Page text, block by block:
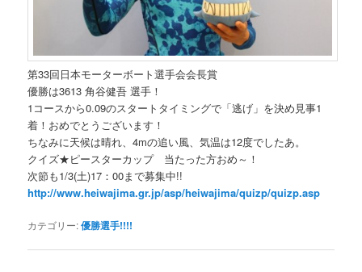
第33回日本モーターボート選手会会長賞
優勝は3613 角谷健吾 選手！
1コースから0.09のスタートタイミングで「逃げ」を決め見事1
着！おめでとうございます！
ちなみに天候は晴れ、4mの追い風、気温は12度でしたあ。
クイズ★ピースターカップ 当たった方おめ～！
次節も1/3(土)17：00まで募集中!!
http://www.heiwajima.gr.jp/asp/heiwajima/quizp/quizp.asp
カテゴリー:優勝選手!!!!